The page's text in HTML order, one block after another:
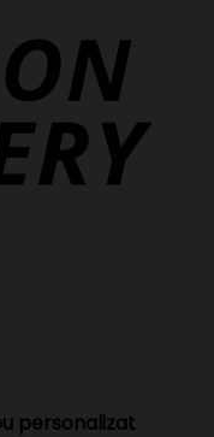
personalizat